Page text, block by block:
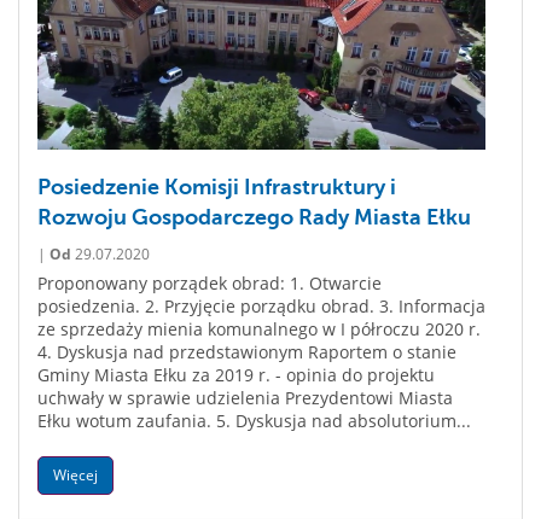
Posiedzenie Komisji Infrastruktury i
Rozwoju Gospodarczego Rady Miasta Ełku
| Od 29.07.2020
Proponowany porządek obrad: 1. Otwarcie
posiedzenia. 2. Przyjęcie porządku obrad. 3. Informacja
ze sprzedaży mienia komunalnego w I półroczu 2020 r.
4. Dyskusja nad przedstawionym Raportem o stanie
Gminy Miasta Ełku za 2019 r. - opinia do projektu
uchwały w sprawie udzielenia Prezydentowi Miasta
Ełku wotum zaufania. 5. Dyskusja nad absolutorium...
Więcej